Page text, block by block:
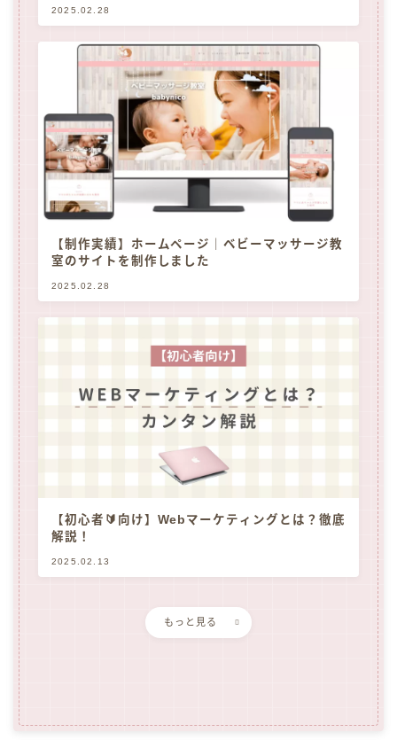
2025.02.28
【制作実績】ホームページ｜ベビーマッサージ教
室のサイトを制作しました
2025.02.28
【初心者🔰向け】Webマーケティングとは？徹底
解説！
2025.02.13
もっと見る